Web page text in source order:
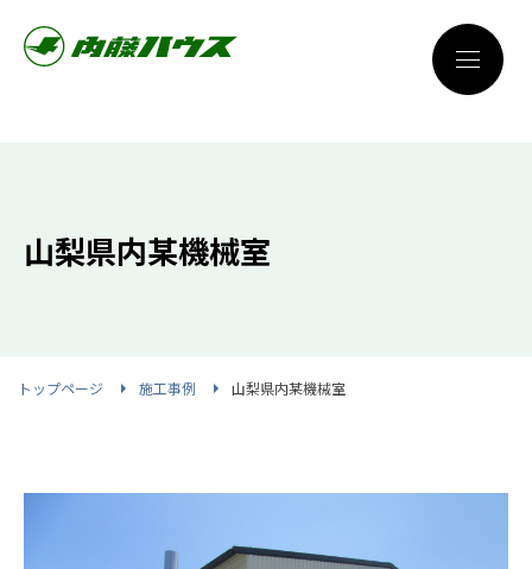
山梨県内某機械室
トップページ 施工事例 山梨県内某機械室